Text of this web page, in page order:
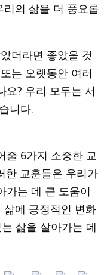
의 삶을 더 풍요롭
더라면 좋았을 것
는 오랫동안 여러
요? 우리 모두는 서
니다.
줄 6가지 소중한 교
한 교훈들은 우리가
가는 데 큰 도움이
삶에 긍정적인 변화
삶을 살아가는 데